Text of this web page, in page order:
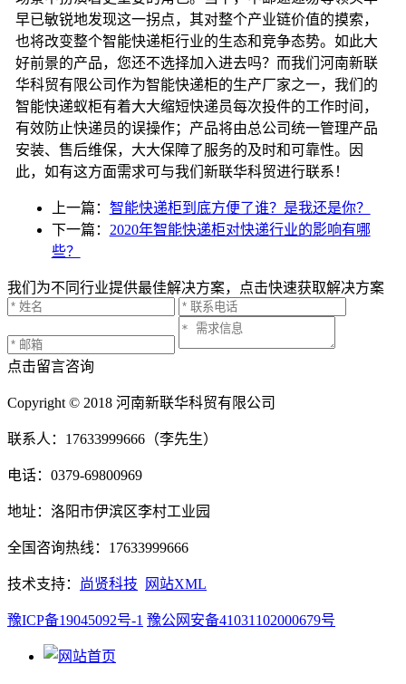
早已敏锐地发现这一拐点，其对整个产业链价值的摸索，
也将改变整个智能快递柜行业的生态和竞争态势。如此大
好前景的产品，您还不选择加入进去吗？而我们河南新联
华科贸有限公司作为智能快递柜的生产厂家之一，我们的
智能快递蚁柜有着大大缩短快递员每次投件的工作时间，
有效防止快递员的误操作；产品将由总公司统一管理产品
安装、售后维保，大大保障了服务的及时和可靠性。因
此，如有这方面需求可与我们新联华科贸进行联系！
上一篇： 智能快递柜到底方便了谁？是我还是你？
下一篇： 2020年智能快递柜对快递行业的影响有哪
些？
我们为不同行业提供最佳解决方案，点击快速获取解决方案
点击留言咨询
Copyright © 2018 河南新联华科贸有限公司
联系人：17633999666（李先生）
电话：0379-69800969
地址：洛阳市伊滨区李村工业园
全国咨询热线：17633999666
技术支持： 尚贤科技 网站XML
豫ICP备19045092号-1 豫公网安备41031102000679号